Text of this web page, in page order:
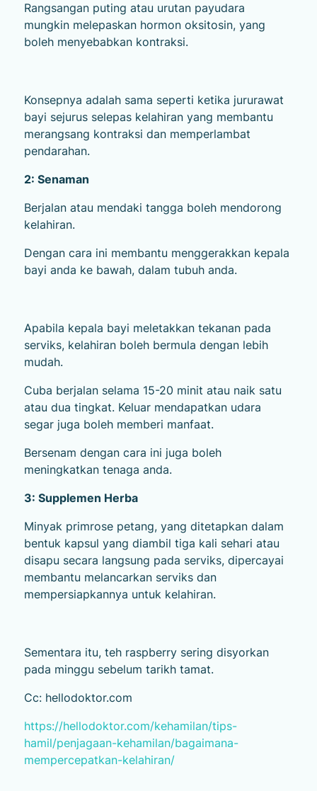
Rangsangan puting atau urutan payudara
mungkin melepaskan hormon oksitosin, yang
boleh menyebabkan kontraksi.
Konsepnya adalah sama seperti ketika jururawat
bayi sejurus selepas kelahiran yang membantu
merangsang kontraksi dan memperlambat
pendarahan.
2: Senaman
Berjalan atau mendaki tangga boleh mendorong
kelahiran.
Dengan cara ini membantu menggerakkan kepala
bayi anda ke bawah, dalam tubuh anda.
Apabila kepala bayi meletakkan tekanan pada
serviks, kelahiran boleh bermula dengan lebih
mudah.
Cuba berjalan selama 15-20 minit atau naik satu
atau dua tingkat. Keluar mendapatkan udara
segar juga boleh memberi manfaat.
Bersenam dengan cara ini juga boleh
meningkatkan tenaga anda.
3: Supplemen Herba
Minyak primrose petang, yang ditetapkan dalam
bentuk kapsul yang diambil tiga kali sehari atau
disapu secara langsung pada serviks, dipercayai
membantu melancarkan serviks dan
mempersiapkannya untuk kelahiran.
Sementara itu, teh raspberry sering disyorkan
pada minggu sebelum tarikh tamat.
Cc: hellodoktor.com
https://hellodoktor.com/kehamilan/tips-
hamil/penjagaan-kehamilan/bagaimana-
mempercepatkan-kelahiran/